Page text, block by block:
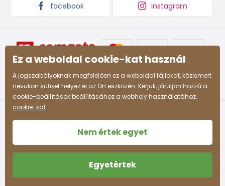
facebook instagram
Ez a weboldal cookie-kat használ
A jogszabályoknak megfelelően ez a weboldal fájlokat, közismert
nevükön sütiket helyez el az Ön eszközén. Kérjük, járuljon hozzá a
cookie-beállítások beállításához a webhely használatához.
cookie-kat
Nem értek egyet
Egyetértek